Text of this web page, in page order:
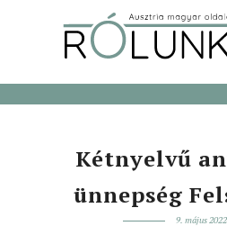
Kétnyelvű
ünnepség
9. május 2022